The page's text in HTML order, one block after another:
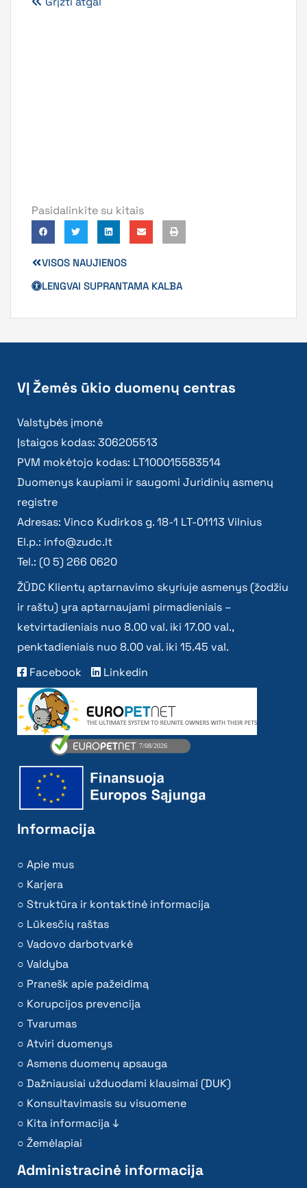
Pasidalinkite su kitais
VISOS NAUJIENOS
LENGVAI SUPRANTAMA KALBA
VĮ Žemės ūkio duomenų centras
Valstybės įmonė
Įstaigos kodas: 306205513
PVM mokėtojo kodas: LT100015583514
Duomenys kaupiami ir saugomi Juridinių asmenų
registre
Adresas: Vinco Kudirkos g. 18-1 LT-01113 Vilnius
El.p.: info@zudc.lt
Tel.: (0 5) 266 0620
ŽŪDC Klientų aptarnavimo skyriuje asmenys (žodžiu
ir raštu) yra aptarnaujami pirmadieniais –
ketvirtadieniais nuo 8.00 val. iki 17.00 val.,
penktadieniais nuo 8.00 val. iki 15.45 val.
Facebook
Linkedin
Informacija
Apie mus
Karjera
Struktūra ir kontaktinė informacija
Lūkesčių raštas
Vadovo darbotvarkė
Valdyba
Pranešk apie pažeidimą
Korupcijos prevencija
Tvarumas
Atviri duomenys
Asmens duomenų apsauga
Dažniausiai užduodami klausimai (DUK)
Konsultavimasis su visuomene
Kita informacija ↓
Žemėlapiai
Administracinė informacija